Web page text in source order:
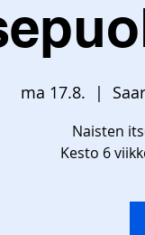
ma 17.8.
  |
Naisten
Kesto 6